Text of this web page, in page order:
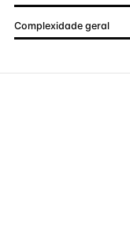
Complexidade geral